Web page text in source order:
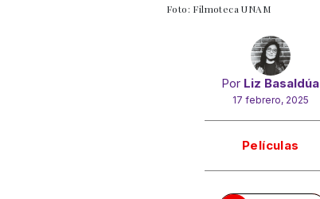
Foto: Filmoteca UNAM
Por Liz Basaldúa
17 febrero, 2025
Películas